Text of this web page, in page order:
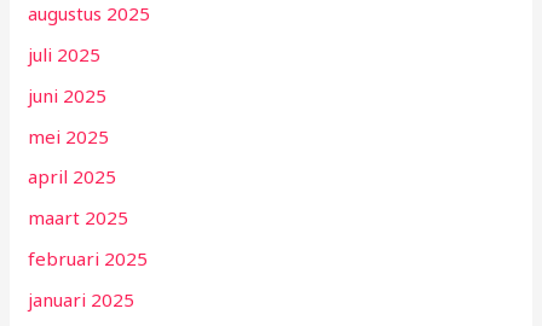
augustus 2025
juli 2025
juni 2025
mei 2025
april 2025
maart 2025
februari 2025
januari 2025